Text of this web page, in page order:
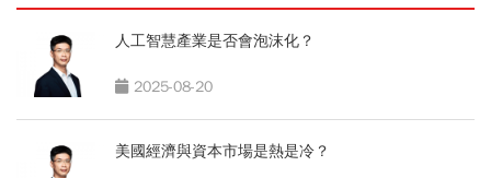
人工智慧產業是否會泡沫化？
2025-08-20
美國經濟與資本市場是熱是冷？